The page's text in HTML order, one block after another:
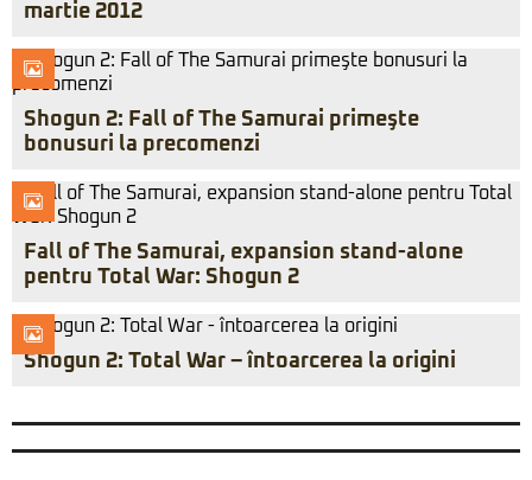
martie 2012
Shogun 2: Fall of The Samurai primeşte
bonusuri la precomenzi
Fall of The Samurai, expansion stand-alone
pentru Total War: Shogun 2
Shogun 2: Total War – întoarcerea la origini